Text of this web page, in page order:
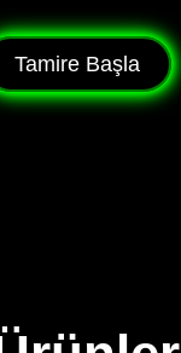
Tamire Başla